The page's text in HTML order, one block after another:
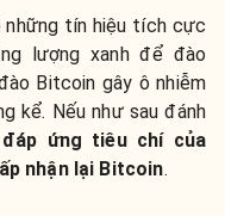
những tín hiệu tích cực
lượng xanh để đào
Bitcoin gây ô nhiễm
kể. Nếu như sau đánh
đáp ứng tiêu chí của
nhận lại Bitcoin.